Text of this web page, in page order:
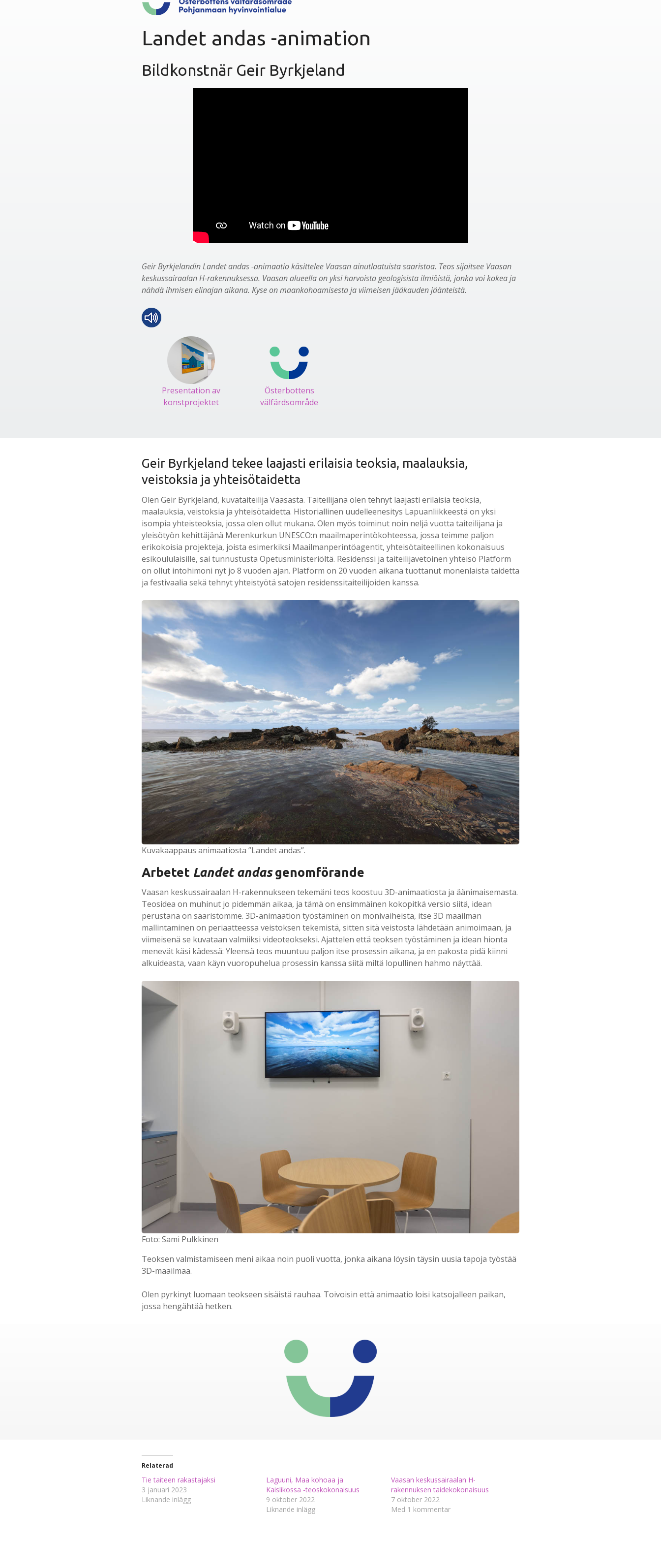
Landet andas -animation
Bildkonstnär Geir Byrkjeland
Geir Byrkjelandin Landet andas -animaatio käsittelee Vaasan ainutlaatuista saaristoa. Teos sijaitsee Vaasan
keskussairaalan H-rakennuksessa. Vaasan alueella on yksi harvoista geologisista ilmiöistä, jonka voi kokea ja
nähdä ihmisen elinajan aikana. Kyse on maankohoamisesta ja viimeisen jääkauden jäänteistä.
Presentation av
konstprojektet
Österbottens
välfärdsområde
Geir Byrkjeland tekee laajasti erilaisia teoksia, maalauksia,
veistoksia ja yhteisötaidetta
Olen Geir Byrkjeland, kuvataiteilija Vaasasta. Taiteilijana olen tehnyt laajasti erilaisia teoksia,
maalauksia, veistoksia ja yhteisötaidetta. Historiallinen uudelleenesitys Lapuanliikkeestä on yksi
isompia yhteisteoksia, jossa olen ollut mukana. Olen myös toiminut noin neljä vuotta taiteilijana ja
yleisötyön kehittäjänä Merenkurkun UNESCO:n maailmaperintökohteessa, jossa teimme paljon
erikokoisia projekteja, joista esimerkiksi Maailmanperintöagentit, yhteisötaiteellinen kokonaisuus
esikoululaisille, sai tunnustusta Opetusministeriöltä. Residenssi ja taiteilijavetoinen yhteisö Platform
on ollut intohimoni nyt jo 8 vuoden ajan. Platform on 20 vuoden aikana tuottanut monenlaista taidetta
ja festivaalia sekä tehnyt yhteistyötä satojen residenssitaiteilijoiden kanssa.
Kuvakaappaus animaatiosta ”Landet andas”.
Arbetet Landet andasgenomförande
Vaasan keskussairaalan H-rakennukseen tekemäni teos koostuu 3D-animaatiosta ja äänimaisemasta.
Teosidea on muhinut jo pidemmän aikaa, ja tämä on ensimmäinen kokopitkä versio siitä, idean
perustana on saaristomme. 3D-animaation työstäminen on monivaiheista, itse 3D maailman
mallintaminen on periaatteessa veistoksen tekemistä, sitten sitä veistosta lähdetään animoimaan, ja
viimeisenä se kuvataan valmiiksi videoteokseksi. Ajattelen että teoksen työstäminen ja idean hionta
menevät käsi kädessä: Yleensä teos muuntuu paljon itse prosessin aikana, ja en pakosta pidä kiinni
alkuideasta, vaan käyn vuoropuhelua prosessin kanssa siitä miltä lopullinen hahmo näyttää.
Foto: Sami Pulkkinen
Teoksen valmistamiseen meni aikaa noin puoli vuotta, jonka aikana löysin täysin uusia tapoja työstää
3D-maailmaa.
Olen pyrkinyt luomaan teokseen sisäistä rauhaa. Toivoisin että animaatio loisi katsojalleen paikan,
jossa hengähtää hetken.
Relaterad
Tie taiteen rakastajaksi
3 januari 2023
Liknande inlägg
Laguuni, Maa kohoaa ja
Kaislikossa -teoskokonaisuus
9 oktober 2022
Liknande inlägg
Vaasan keskussairaalan H-
rakennuksen taidekokonaisuus
7 oktober 2022
Med 1 kommentar